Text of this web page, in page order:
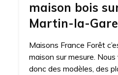
maison bois
Martin-la-
Maisons France Forêt
maison sur mesure.
donc des modèles, des